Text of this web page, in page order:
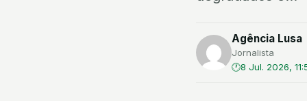
Agência Lusa
Jornalista
8 Jul. 2026,